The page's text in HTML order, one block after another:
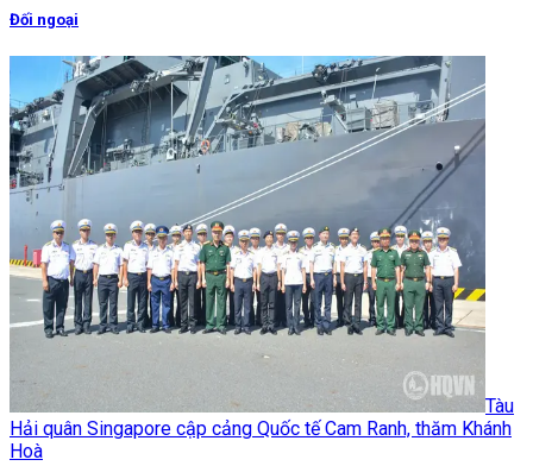
Đối ngoại
Tàu
Hải quân Singapore cập cảng Quốc tế Cam Ranh, thăm Khánh
Hoà